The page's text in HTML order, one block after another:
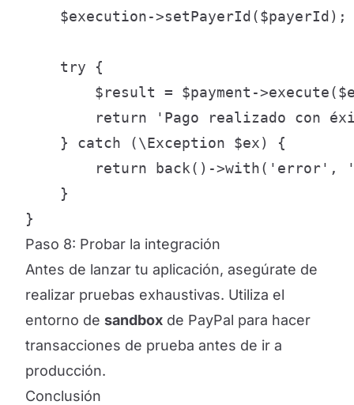
    $execution->setPayerId($payerId);
    try {
$result = $payment-
return 'Pago realizado con
    } catch (\Exception $ex) {
return back()->with('error',
    }
}
Paso 8: Probar la integración
Antes de lanzar tu aplicación, asegúrate de
realizar pruebas exhaustivas. Utiliza el
entorno de sandbox de PayPal para hacer
transacciones de prueba antes de ir a
producción.
Conclusión